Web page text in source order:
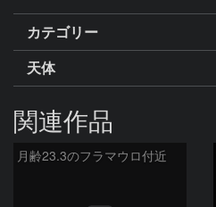
カテゴリー
天体
関連作品
月齢23.3のフラマウロ付近